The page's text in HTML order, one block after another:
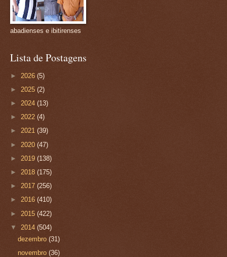
abadienses e ibitirenses
Lista de Postagens
► 2026 (5)
► 2025 (2)
► 2024 (13)
► 2022 (4)
► 2021 (39)
► 2020 (47)
► 2019 (138)
► 2018 (175)
► 2017 (256)
► 2016 (410)
► 2015 (422)
▼ 2014 (504)
dezembro(31)
novembro(36)